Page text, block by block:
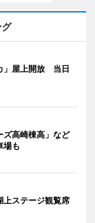
」屋上開放 当日
ズ高崎棟高」など
場も
上ステージ観覧席